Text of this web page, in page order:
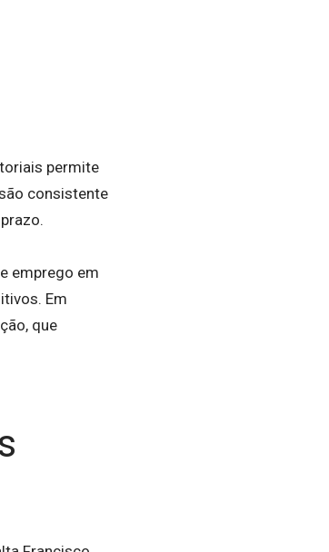
permite
consistente
emprego em
Em
que